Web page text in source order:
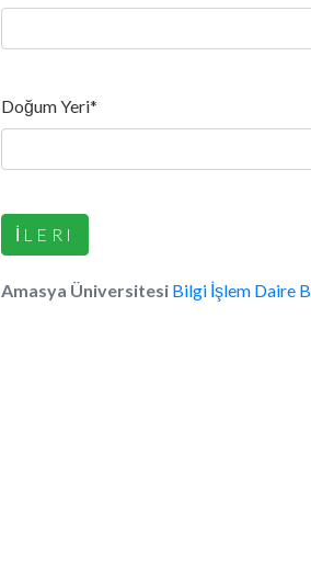
Doğum Yeri*
Amasya Üniversitesi Bilgi İşlem Daire